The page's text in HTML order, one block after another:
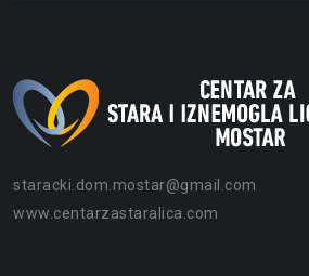
staracki.dom.mostar@gmail.com
www.centarzastaralica.com